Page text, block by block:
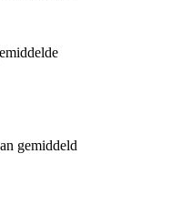
gemiddeld